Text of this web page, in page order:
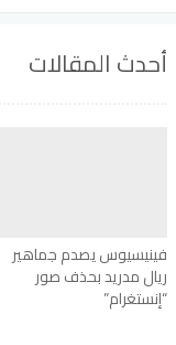
أحدث المقالات
فينيسيوس يصدم جماهير
ريال مدريد بحذف صور
“إنستغرام”